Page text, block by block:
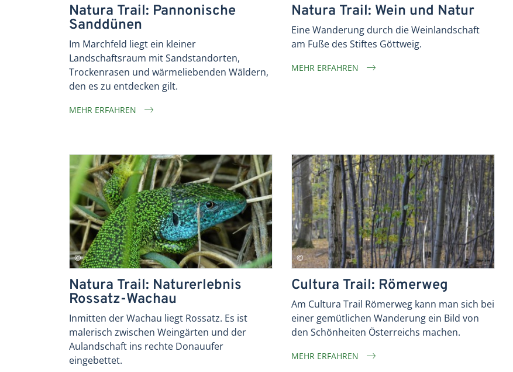
Natura Trail: Pannonische
Sanddünen
Im Marchfeld liegt ein kleiner
Landschaftsraum mit Sandstandorten,
Trockenrasen und wärmeliebenden Wäldern,
den es zu entdecken gilt.
MEHR ERFAHREN
Natura Trail: Wein und Natur
Eine Wanderung durch die Weinlandschaft
am Fuße des Stiftes Göttweig.
MEHR ERFAHREN
Natura Trail: Naturerlebnis
Rossatz-Wachau
Inmitten der Wachau liegt Rossatz. Es ist
malerisch zwischen Weingärten und der
Aulandschaft ins rechte Donauufer
eingebettet.
Cultura Trail: Römerweg
Am Cultura Trail Römerweg kann man sich bei
einer gemütlichen Wanderung ein Bild von
den Schönheiten Österreichs machen.
MEHR ERFAHREN